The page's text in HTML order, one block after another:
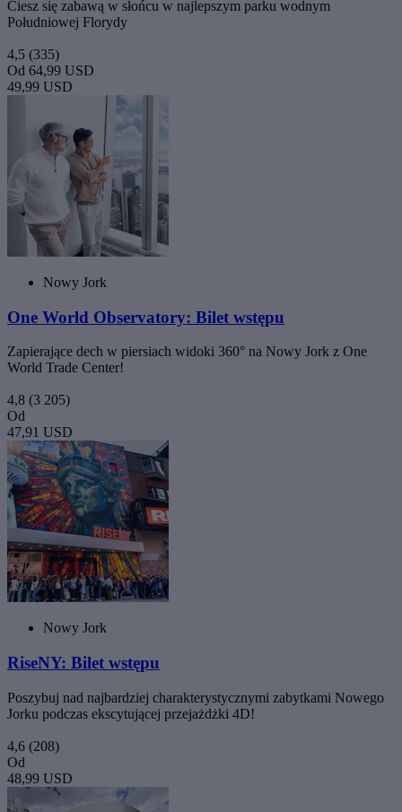
Ciesz się zabawą w słońcu w najlepszym parku wodnym
Południowej Florydy
4,5 (335)
Od 64,99 USD
49,99 USD
Nowy Jork
One World Observatory: Bilet wstępu
Zapierające dech w piersiach widoki 360° na Nowy Jork z One
World Trade Center!
4,8 (3 205)
Od
47,91 USD
Nowy Jork
RiseNY: Bilet wstępu
Poszybuj nad najbardziej charakterystycznymi zabytkami Nowego
Jorku podczas ekscytującej przejażdżki 4D!
4,6 (208)
Od
48,99 USD